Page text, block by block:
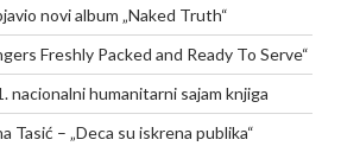
novi album „Naked Truth“
Freshly Packed and Ready To Serve“
nacionalni humanitarni sajam knjiga
Tasić – „Deca su iskrena publika“